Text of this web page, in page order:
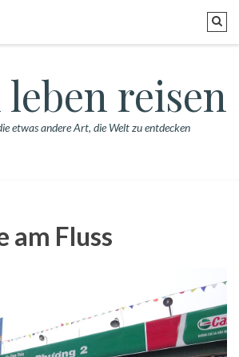
reisen
etwas andere Art, die Welt zu entdecken
am Fluss